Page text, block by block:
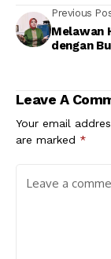
Previous
Melawan
dengan
Leave A
Your email
are marked *